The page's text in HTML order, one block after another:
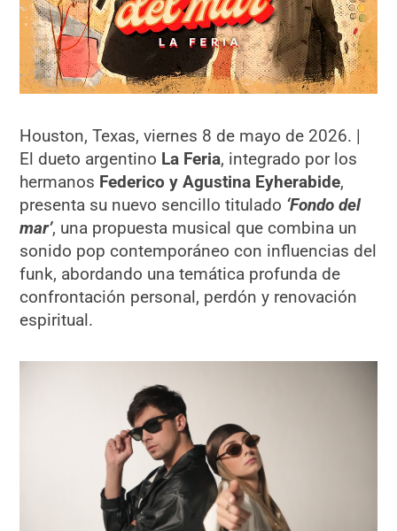
Houston, Texas, viernes 8 de mayo de 2026. |
El dueto argentino La Feria, integrado por los
hermanos Federico y Agustina Eyherabide,
presenta su nuevo sencillo titulado ‘Fondo del
mar’, una propuesta musical que combina un
sonido pop contemporáneo con influencias del
funk, abordando una temática profunda de
confrontación personal, perdón y renovación
espiritual.